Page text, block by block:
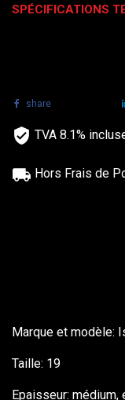
SPÉCIFICATIONS
share
TVA 8.1%
Hors Frais de
Marque et modèle:
Taille: 19
Epaisseur: médium,